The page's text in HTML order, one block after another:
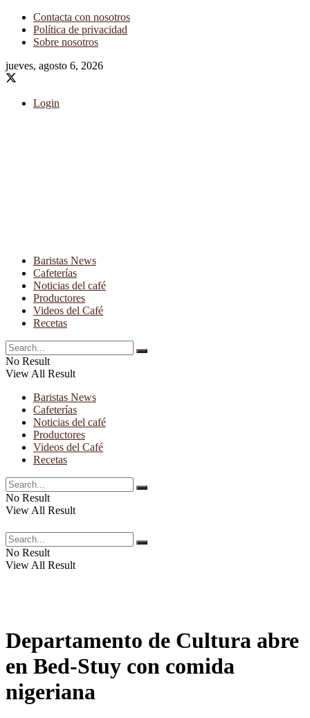
Contacta con nosotros
Política de privacidad
Sobre nosotros
jueves, agosto 6, 2026
Login
Baristas News
Cafeterías
Noticias del café
Productores
Videos del Café
Recetas
No Result
View All Result
Baristas News
Cafeterías
Noticias del café
Productores
Videos del Café
Recetas
No Result
View All Result
No Result
View All Result
Departamento de Cultura abre
en Bed-Stuy con comida
nigeriana